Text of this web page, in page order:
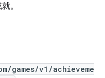
。
games/v1/achieveme